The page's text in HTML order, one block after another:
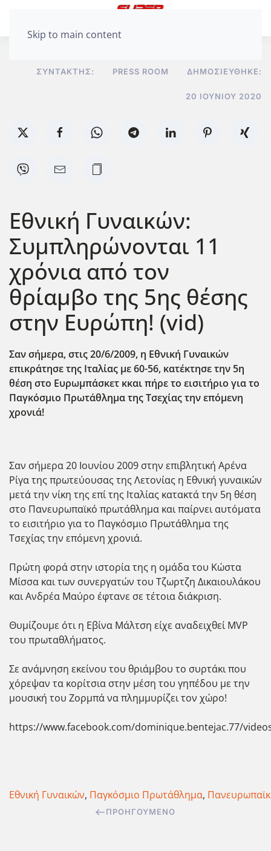
Skip to main content
ΣΥΝΤΆΚΤΗΣ: PRESS ROOM ΔΗΜΟΣΙΕΎΘΗΚΕ:
20 ΙΟΥΝΊΟΥ 2020
Eθνική Γυναικών:
Συμπληρώνονται 11
χρόνια από τον
θρίαμβο της 5ης θέσης
στην Ευρώπη! (vid)
Σαν σήμερα, στις 20/6/2009, η Εθνική Γυναικών
επικράτησε της Ιταλίας με 60-56, κατέκτησε την 5η
θέση στο Ευρωμπάσκετ κκαι πήρε το εισιτήριο για το
Παγκόσμιο Πρωτάθλημα της Τσεχίας την επόμενη
χρονιά!
Σαν σήμερα 20 Ιουνίου 2009 στην επιβλητική Αρένα
Ρίγα της πρωτεύουσας της Λετονίας η Εθνική γυναικών
μετά την νίκη της επί της Ιταλίας κατακτά την 5η θέση
στο Πανευρωπαϊκό πρωτάθλημα και παίρνει αυτόματα
το εισιτήριο για το Παγκόσμιο Πρωτάθλημα της
Τσεχίας την επόμενη χρονιά.
Πρώτη φορά στην ιστορία της η ομάδα του Κώστα
Μίσσα και των συνεργατών του Τζωρτζη Δικαιουλάκου
και Ανδρέα Μαύρο έφτανε σε τέτοια διάκριση.
Θυμίζουμε ότι η Εβίνα Μάλτση είχε αναδειχθεί ΜVP
του πρωταθλήματος.
Σε ανάμνηση εκείνου του θριάμβου το συρτάκι που
χόρεψαν τα κορίτσια στην μέση του γηπέδου με την
μουσική του Ζορμπά να πλημμυρίζει τον χώρο!
https://www.facebook.com/dominique.bentejac.77/
Εθνική Γυναικών, Παγκόσμιο Πρωτάθλημα,
ΠΡΟΗΓΟΎΜΕΝΟ